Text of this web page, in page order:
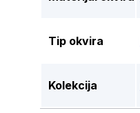
Tip okvira
Kolekcija